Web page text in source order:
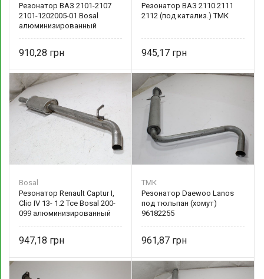
Резонатор ВАЗ 2101-2107
2101-1202005-01 Bosal
алюминизированный
910,28
Резонатор ВАЗ 2110 2111
2112 (под катализ.) ТМК
945,17
Bosal
Резонатор Renault Captur I,
Clio IV 13- 1.2 Tce Bosal 200-
099 алюминизированный
947,18
ТМК
Резонатор Daewoo Lanos
под тюльпан (хомут)
96182255
961,87